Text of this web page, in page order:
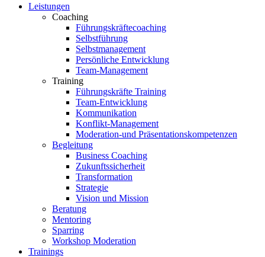
Leistungen
Coaching
Führungskräftecoaching
Selbstführung
Selbstmanagement
Persönliche Entwicklung
Team-Management
Training
Führungskräfte Training
Team-Entwicklung
Kommunikation
Konflikt-Management
Moderation-und Präsentationskompetenzen
Begleitung
Business Coaching
Zukunftssicherheit
Transformation
Strategie
Vision und Mission
Beratung
Mentoring
Sparring
Workshop Moderation
Trainings